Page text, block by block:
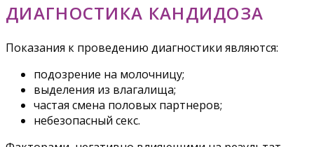
ДИАГНОСТИКА КАНДИДОЗА
Показания к проведению диагностики являются:
подозрение на молочницу;
выделения из влагалища;
частая смена половых партнеров;
небезопасный секс.